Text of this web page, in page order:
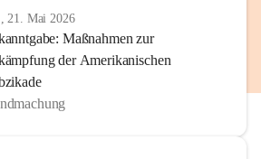
21. Mai 2026
Maßnahmen zur
der Amerikanischen